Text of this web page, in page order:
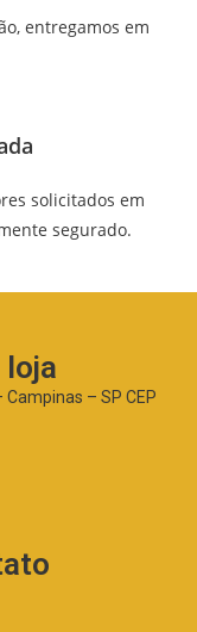
entregamos em
solicitados em
segurado.
loja
– SP CEP